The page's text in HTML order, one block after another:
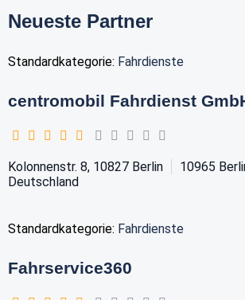
Neueste Partner
Standardkategorie: Fahrdienste
centromobil Fahrdienst
Kolonnenstr. 8, 10827 Berlin 10965
Deutschland
Standardkategorie: Fahrdienste
Fahrservice360